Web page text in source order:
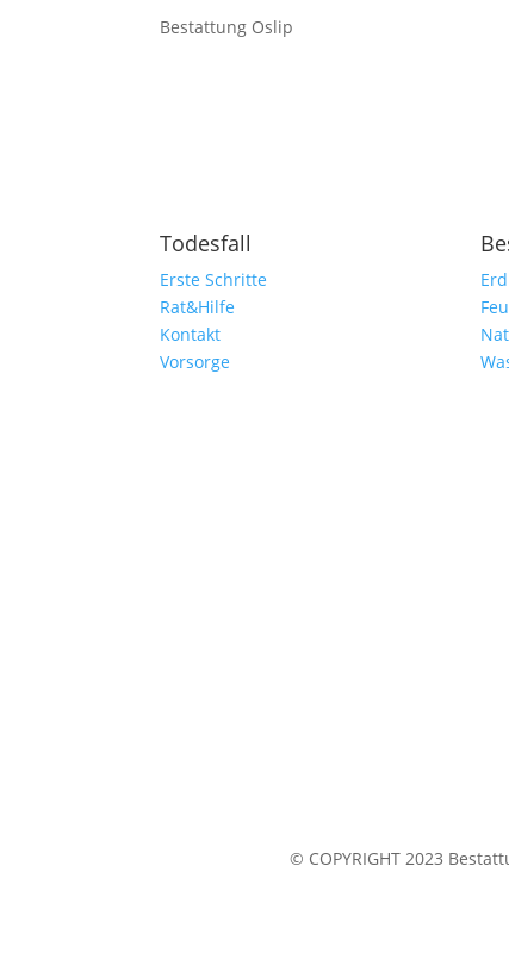
Bestattung Oslip
Todesfall
Erste Schritte
Rat&Hilfe
Kontakt
Vorsorge
© COPYRIGHT 2023